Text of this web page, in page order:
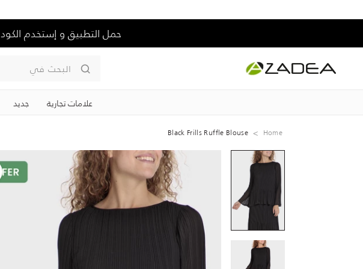
حمل التطبيق و إستخدم الكود APPY للحصول على خصم 20% من السعر الكامل
البحث في
علامات تجارية جديد
Home
Black Frills Ruffle Blouse